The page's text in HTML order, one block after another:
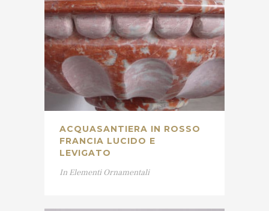
ACQUASANTIERA IN ROSSO
FRANCIA LUCIDO E
LEVIGATO
In Elementi Ornamentali